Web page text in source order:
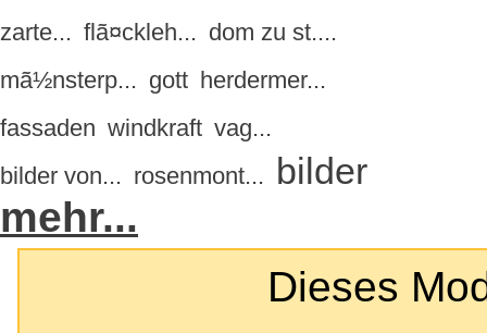
zarte... flã¤ckleh... dom zu st....
mã½nsterp... gott herdermer...
fassaden windkraft vag...
bilder von... rosenmont... bilder
mehr...
Dieses